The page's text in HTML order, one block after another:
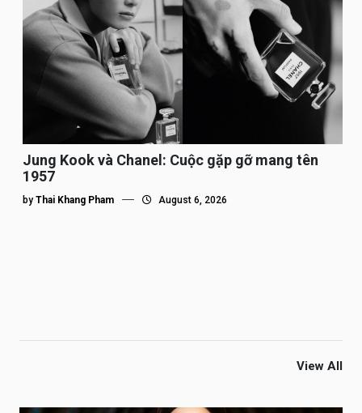
Jung Kook và Chanel: Cuộc gặp gỡ mang tên
1957
by Thai Khang Pham August 6, 2026
View All